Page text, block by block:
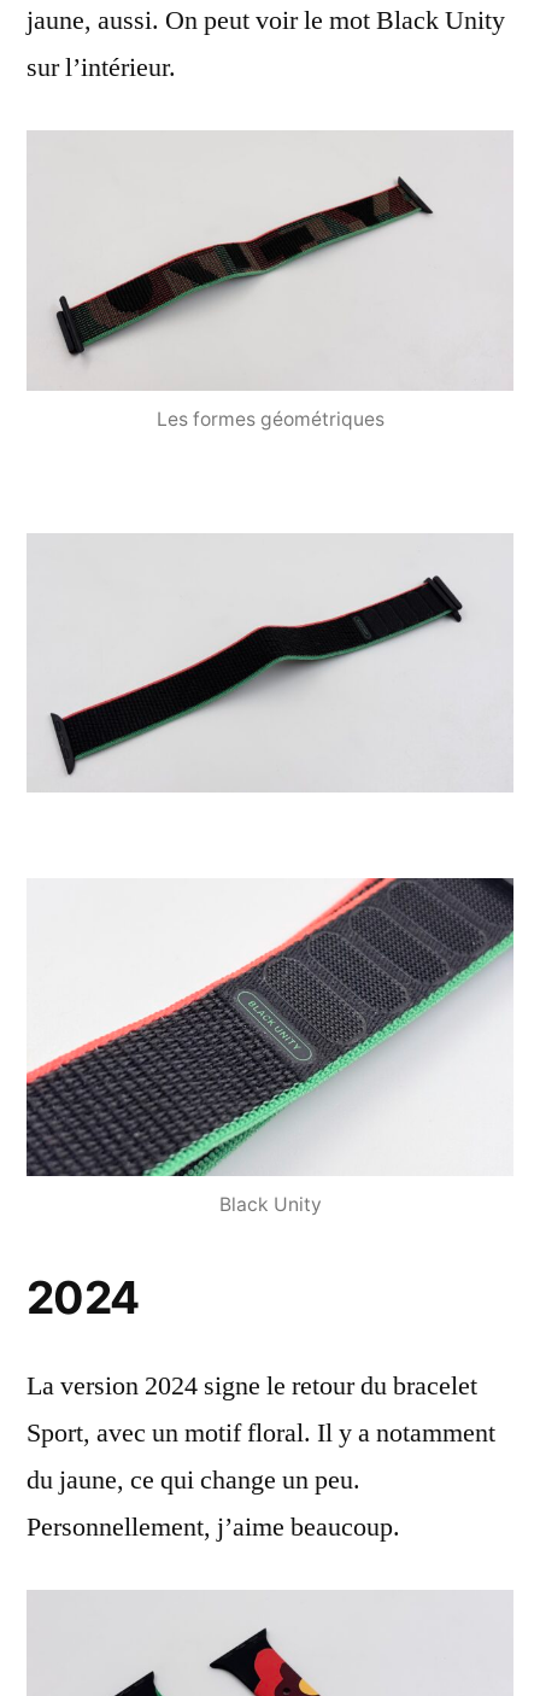
jaune, aussi. On peut voir le mot Black Unity
sur l’intérieur.
Les formes géométriques
Black Unity
2024
La version 2024 signe le retour du bracelet
Sport, avec un motif floral. Il y a notamment
du jaune, ce qui change un peu.
Personnellement, j’aime beaucoup.